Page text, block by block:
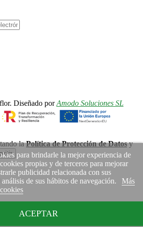
para brindarle la mejor experiencia de
propias y de terceros para mejorar
publicidad relacionada con sus
de sus hábitos de navegación.
Más
ACEPTAR
Diseñado porAmodo Soluciones SL
laPolítica de Protección de Datosy